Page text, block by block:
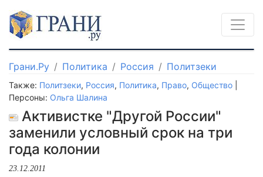
Грани.Ру Политика Россия Политзеки
Также: Политзеки, Россия, Политика, Право, Общество
Персоны: Ольга Шалина
Активистке "Другой России"
заменили условный срок на три
года колонии
23.12.2011